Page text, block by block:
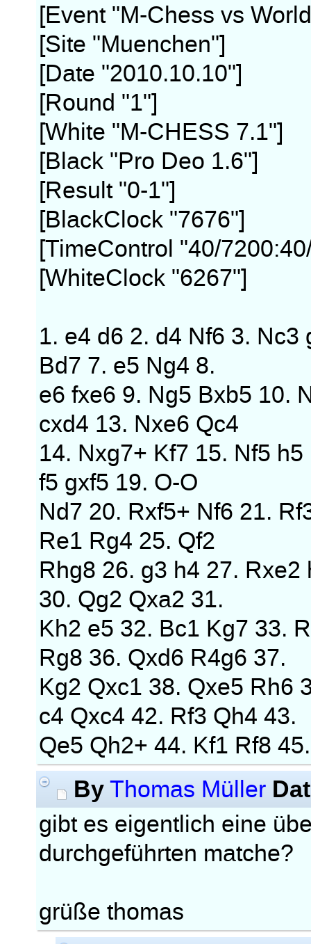
[Event "M-Chess vs
[Site "Muenchen"]
[Date "2010.10.10"]
[Round "1"]
[White "M-CHESS 7.1"]
[Black "Pro Deo 1.6"]
[Result "0-1"]
[BlackClock "7676"]
[TimeControl "40/
[WhiteClock "6267"]
1. e4 d6 2. d4 Nf6 3.
Bd7 7. e5 Ng4 8.
e6 fxe6 9. Ng5 Bxb5 10.
cxd4 13. Nxe6 Qc4
14. Nxg7+ Kf7 15. Nf5
f5 gxf5 19. O-O
Nd7 20. Rxf5+ Nf6 21.
Re1 Rg4 25. Qf2
Rhg8 26. g3 h4 27.
30. Qg2 Qxa2 31.
Kh2 e5 32. Bc1 Kg7 33.
Rg8 36. Qxd6 R4g6 37.
Kg2 Qxc1 38. Qxe5 Rh6
c4 Qxc4 42. Rf3 Qh4 43.
Qe5 Qh2+ 44. Kf1 Rf8
By Thomas Müller
gibt es eigentlich eine
durchgeführten matche?
grüße thomas